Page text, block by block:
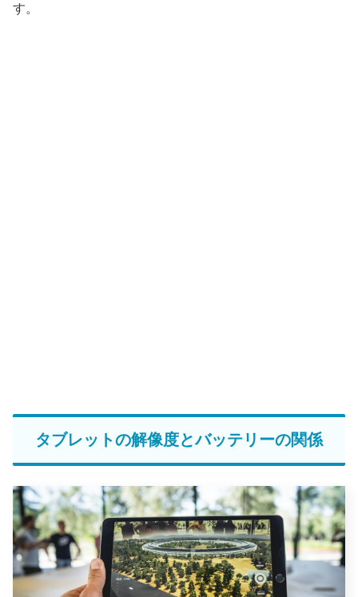
す。
タブレットの解像度とバッテリーの関係